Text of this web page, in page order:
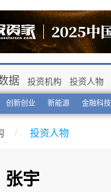
创新创业 新能源 金融科技
据 投资机构 投资人物
/ 投资人物
张宇